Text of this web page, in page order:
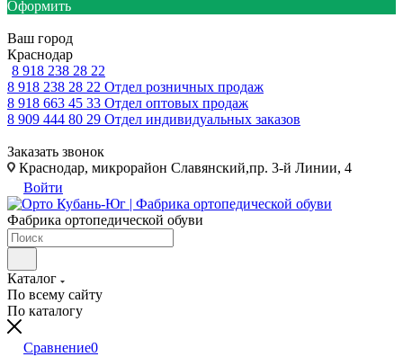
Оформить
Ваш город
Краснодар
8 918 238 28 22
8 918 238 28 22 Отдел розничных продаж
8 918 663 45 33 Отдел оптовых продаж
8 909 444 80 29 Отдел индивидуальных заказов
Заказать звонок
Краснодар, микрорайон Славянский,пр. 3-й Линии, 4
Войти
Фабрика ортопедической обуви
Каталог
По всему сайту
По каталогу
Сравнение0